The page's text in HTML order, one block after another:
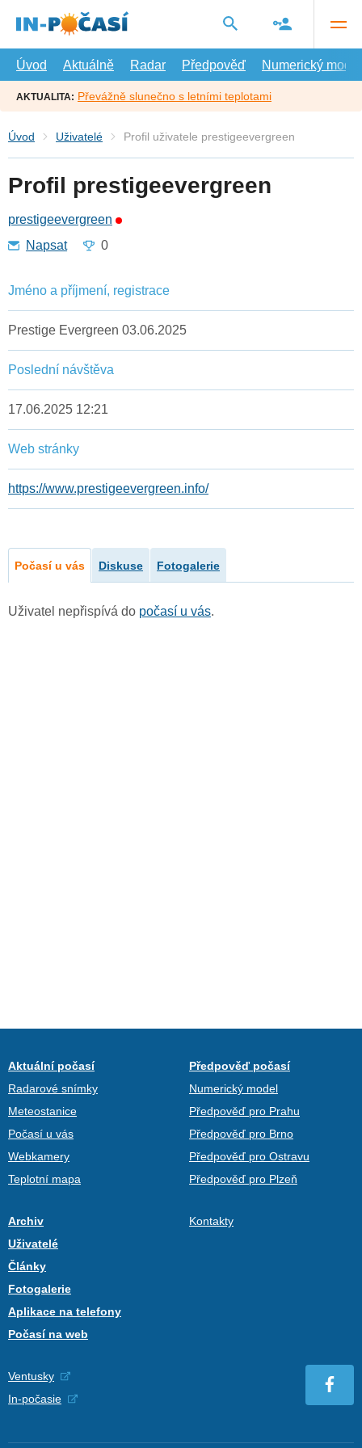
hlavní
Úvod
Aktuálně Radar Předpověď Numerický model
AKTUALITA: Převážně slunečno s letními teplotami
Úvod Uživatelé Profil uživatele prestigeevergreen
Profil prestigeevergreen
prestigeevergreen
Napsat
0
Jméno a příjmení, registrace
Prestige Evergreen 03.06.2025
Poslední návštěva
17.06.2025 12:21
Web stránky
https://www.prestigeevergreen.info/
Počasí u vás Diskuse Fotogalerie
Uživatel nepřispívá do počasí u vás.
Aktuální počasí
Radarové snímky
Meteostanice
Počasí u vás
Webkamery
Teplotní mapa
Předpověď počasí
Numerický model
Předpověď pro Prahu
Předpověď pro Brno
Předpověď pro Ostravu
Předpověď pro Plzeň
Archiv
Uživatelé
Články
Fotogalerie
Aplikace na telefony
Počasí na web
Kontakty
Ventusky
In-počasie